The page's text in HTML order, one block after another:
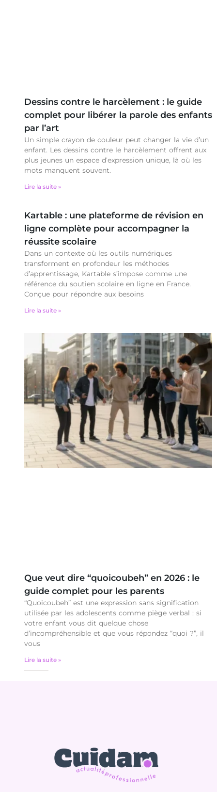
Dessins contre le harcèlement : le guide
complet pour libérer la parole des enfants
par l’art
Un simple crayon de couleur peut changer la vie d’un
enfant. Les dessins contre le harcèlement offrent aux
plus jeunes un espace d’expression unique, là où les
mots manquent souvent.
Lire la suite »
Kartable : une plateforme de révision en
ligne complète pour accompagner la
réussite scolaire
Dans un contexte où les outils numériques
transforment en profondeur les méthodes
d’apprentissage, Kartable s’impose comme une
référence du soutien scolaire en ligne en France.
Conçue pour répondre aux besoins
Lire la suite »
Que veut dire “quoicoubeh” en 2026 : le
guide complet pour les parents
“Quoicoubeh” est une expression sans signification
utilisée par les adolescents comme piège verbal : si
votre enfant vous dit quelque chose
d’incompréhensible et que vous répondez “quoi ?”, il
vous
Lire la suite »